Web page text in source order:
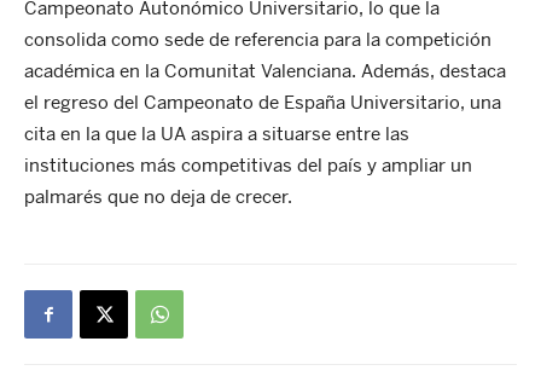
Campeonato Autonómico Universitario, lo que la
consolida como sede de referencia para la competición
académica en la Comunitat Valenciana. Además, destaca
el regreso del Campeonato de España Universitario, una
cita en la que la UA aspira a situarse entre las
instituciones más competitivas del país y ampliar un
palmarés que no deja de crecer.